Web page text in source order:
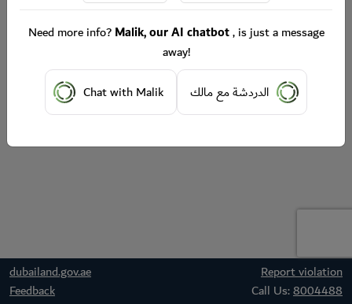
dubailand.gov.ae
Report violation
Feedback
Call Us:8004488
Need more info?Malik, our AI chatbot, is just a message
away!
Chat with Malik
الدردشة مع مالك